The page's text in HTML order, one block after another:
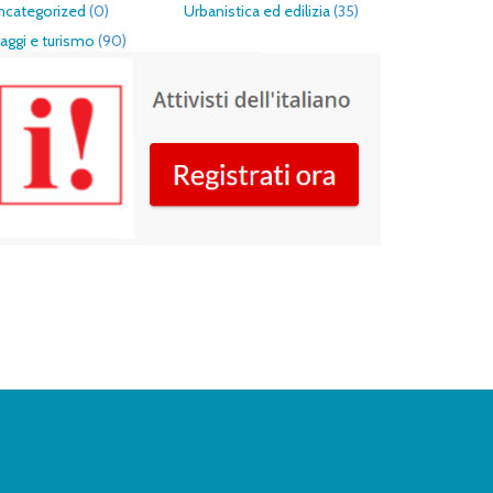
(0) Urbanistica ed edilizia(35)
e turismo (90)